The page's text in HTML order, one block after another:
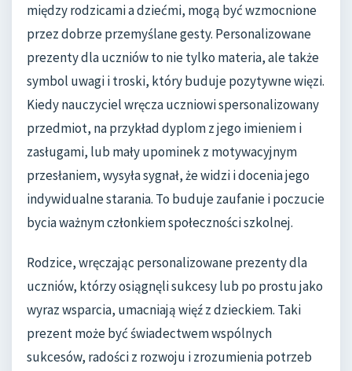
między rodzicami a dziećmi, mogą być wzmocnione
przez dobrze przemyślane gesty. Personalizowane
prezenty dla uczniów to nie tylko materia, ale także
symbol uwagi i troski, który buduje pozytywne więzi.
Kiedy nauczyciel wręcza uczniowi spersonalizowany
przedmiot, na przykład dyplom z jego imieniem i
zasługami, lub mały upominek z motywacyjnym
przesłaniem, wysyła sygnał, że widzi i docenia jego
indywidualne starania. To buduje zaufanie i poczucie
bycia ważnym członkiem społeczności szkolnej.
Rodzice, wręczając personalizowane prezenty dla
uczniów, którzy osiągnęli sukcesy lub po prostu jako
wyraz wsparcia, umacniają więź z dzieckiem. Taki
prezent może być świadectwem wspólnych
sukcesów, radości z rozwoju i zrozumienia potrzeb